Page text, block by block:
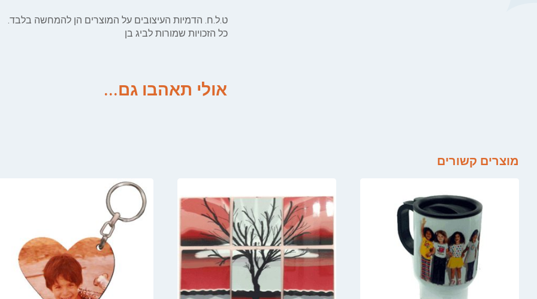
ט.ל.ח. הדמיות העיצובים על המוצרים הן להמחשה בלבד.
כל הזכויות שמורות לביג בן
אולי תאהבו גם...
מוצרים קשורים